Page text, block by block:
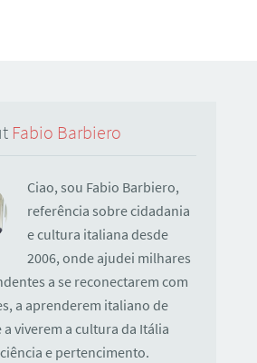
Fabio Barbiero
Ciao, sou Fabio Barbiero,
referência sobre cidadania
e cultura italiana desde
2006, onde ajudei milhares
a se reconectarem com
a aprenderem italiano de
a viverem a cultura da Itália
e pertencimento.